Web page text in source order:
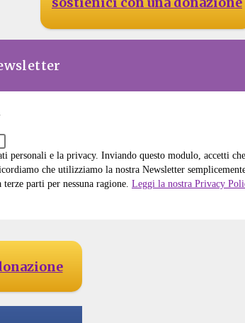
personali e la privacy. Inviando questo modulo, accetti
che utilizziamo la nostra Newsletter
parti per nessuna ragione. Leggi la nostra Privacy